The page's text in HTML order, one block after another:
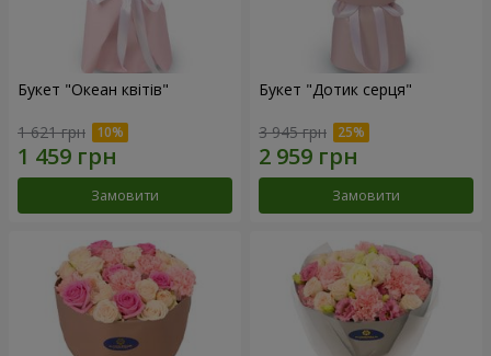
Букет "Океан квітів"
1 621 грн
Замовити
Букет "Дотик серця"
3 945 грн
Замовити